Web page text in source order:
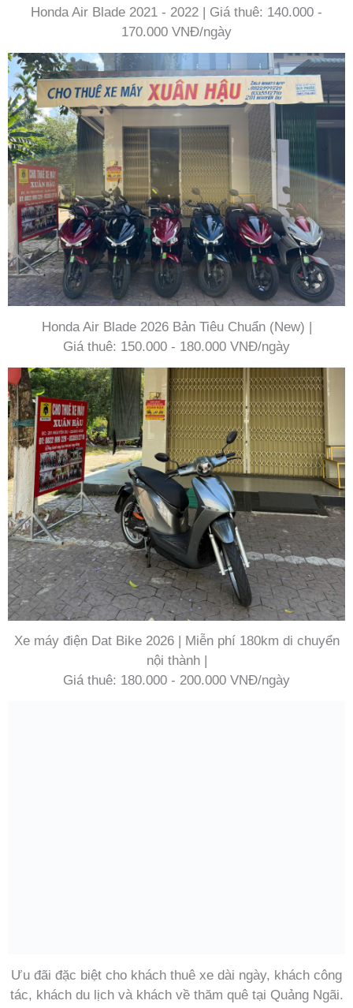
Honda Air Blade 2021 - 2022 | Giá thuê: 140.000 -
170.000 VNĐ/ngày
Honda Air Blade 2026 Bản Tiêu Chuẩn (New) |
Giá thuê: 150.000 - 180.000 VNĐ/ngày
Xe máy điện Dat Bike 2026 | Miễn phí 180km di chuyển
nội thành |
Giá thuê: 180.000 - 200.000 VNĐ/ngày
Ưu đãi đặc biệt cho khách thuê xe dài ngày, khách công
tác, khách du lịch và khách về thăm quê tại Quảng Ngãi.